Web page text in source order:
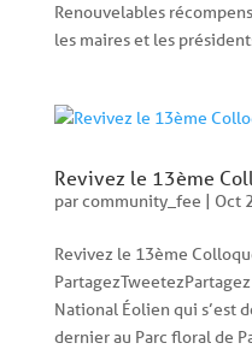
Renouvelables
les maires et les
Revivez le 13ème
parcommunity_fee | Oct
Revivez le 13ème
National Éolien qui s’est
dernier au Parc floral de